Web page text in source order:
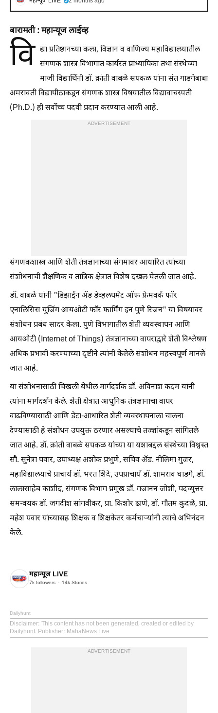
बारामती : महान्यूज लाईव्ह
वि द्या प्रतिष्ठानच्या कला, विज्ञान व वाणिज्य महाविद्यालयातील
संगणक शास्त्र विभागात कार्यरत प्राध्यापिका तथा संस्थेच्या
माजी विद्यार्थिनी डॉ. क्रांती वाबळे सपकळ यांना संत गाडगेबाबा
अमरावती विद्यापीठाकडून संगणक शास्त्र विषयातील विद्यावाचस्पती
(Ph.D.) ही सर्वोच्च पदवी प्रदान करण्यात आली आहे.
ADVERTISEMENT
संगणकशास्त्र आणि शेती तंत्रज्ञानाच्या संगमावर आधारित त्यांच्या
संशोधनाची शैक्षणिक व तांत्रिक क्षेत्रात विशेष दखल घेतली जात आहे.
डॉ. वाबळे यांनी "डिझाईन अँड डेव्हलपमेंट ऑफ फ्रेमवर्क फॉर
एनालिसिस युजिंग आयओटी फॉर फार्मिंग इन पुणे रिजन" या विषयावर
संशोधन प्रबंध सादर केला. पुणे विभागातील शेती व्यवस्थापन आणि
आयओटी (Internet of Things) तंत्रज्ञानाच्या वापराद्वारे शेती विश्लेषण
अधिक प्रभावी करण्याच्या दृष्टीने त्यांनी केलेले संशोधन महत्त्वपूर्ण मानले
जात आहे.
या संशोधनासाठी चिखली येथील मार्गदर्शक डॉ. अविनाश कदम यांनी
त्यांना मार्गदर्शन केले. शेती क्षेत्रात आधुनिक तंत्रज्ञानाचा वापर
वाढविण्यासाठी आणि डेटा-आधारित शेती व्यवस्थापनाला चालना
देण्यासाठी हे संशोधन उपयुक्त ठरणार असल्याचे तज्ज्ञांकडून सांगितले
जात आहे. डॉ. क्रांती वाबळे सपकळ यांच्या या यशाबद्दल संस्थेच्या विश्वस्त
सौ. सुनेत्रा पवार, उपाध्यक्ष अशोक प्रभुणे, सचिव ॲड. नीलिमा गुजर,
महाविद्यालयाचे प्राचार्य डॉ. भरत शिंदे, उपप्राचार्य डॉ. शामराव घाडगे, डॉ.
लालासाहेब काशीद, संगणक विभाग प्रमुख डॉ. गजानन जोशी, पदव्युत्तर
समन्वयक डॉ. जगदीश सांगवीकर, प्रा. किशोर ढाणे, डॉ. गौतम कुदळे, प्रा.
महेश पवार यांच्यासह शिक्षक व शिक्षकेतर कर्मचाऱ्यांनी त्यांचे अभिनंदन
केले.
महान्यूज LIVE
7k followers 14k Stories
Dailyhunt
Disclaimer: This content has not been generated, created or edited by
Dailyhunt. Publisher: MahaNews Live
ADVERTISEMENT